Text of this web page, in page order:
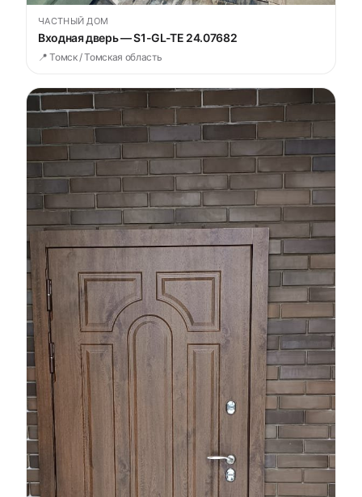
ЧАСТНЫЙ ДОМ
Входная дверь — S1-GL-TE 24.07682
📍 Томск / Томская область